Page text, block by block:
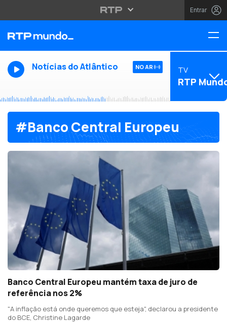
Entrar
Notícias do Atlântico NO AR TV
RTP
#Banco Central Europeu
Banco Central Europeu mantém taxa de juro de
referência nos 2%
"A inflação está onde queremos que esteja", declarou a presidente
do BCE, Christine Lagarde